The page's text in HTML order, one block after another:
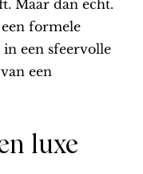
Maar dan echt.
formele
een sfeervolle
een
luxe